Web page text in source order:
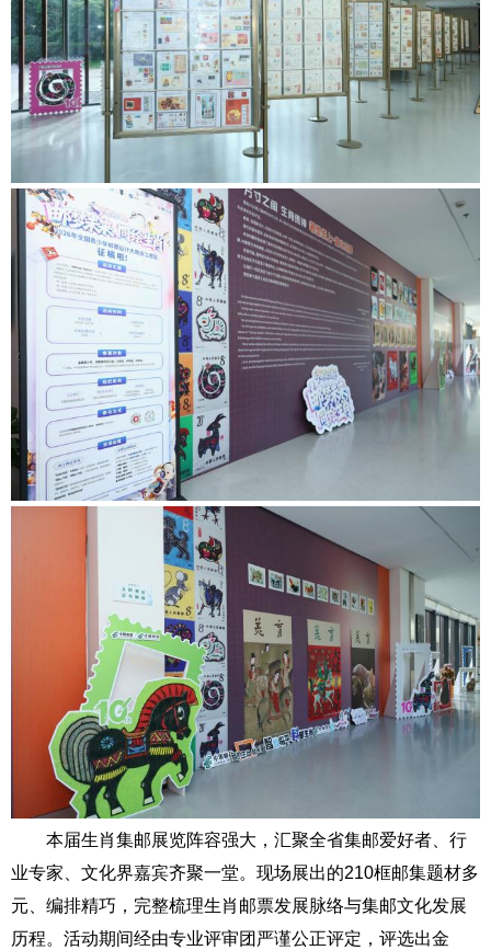
本届生肖集邮展览阵容强大，汇聚全省集邮爱好者、行
业专家、文化界嘉宾齐聚一堂。现场展出的210框邮集题材多
元、编排精巧，完整梳理生肖邮票发展脉络与集邮文化发展
历程。活动期间经由专业评审团严谨公正评定，评选出金